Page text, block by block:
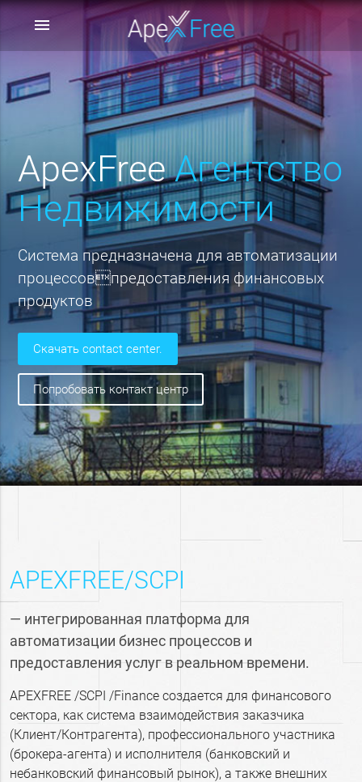
menu
ApexFreeАгентство
Недвижимости
Система предназначена для автоматизации
процессовпредоставления финансовых
продуктов
скачать contact center.
попробовать контакт центр
APEXFREE/SCPI
— интегрированная платформа для
автоматизации бизнес процессов и
предоставления услуг в реальном времени.
APEXFREE /SCPI /Finance создается для финансового
сектора, как система взаимодействия заказчика
(Клиент/Контрагента), профессионального участника
(брокера-агента) и исполнителя (банковский и
небанковский финансовый рынок), а также внешних